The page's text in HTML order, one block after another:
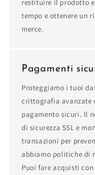
restituire il prodotto
tempo e ottenere un
merce.
Pagamenti
Proteggiamo i tuoi
crittografia avanzate
pagamento sicuri. Il
di sicurezza SSL e
transazioni per
abbiamo politiche di
Puoi fare acquisti